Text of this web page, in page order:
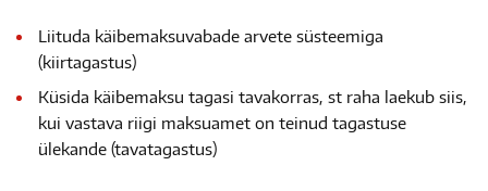
Liituda käibemaksuvabade arvete süsteemiga
(kiirtagastus)
Küsida käibemaksu tagasi tavakorras, st raha laekub siis,
kui vastava riigi maksuamet on teinud tagastuse
ülekande (tavatagastus)